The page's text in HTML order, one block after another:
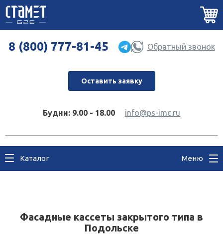
8 (800) 777-81-45 Обратный звонок
Оставить заявку
Будни: 9.00 - 18.00 info@ps-imc.ru
Каталог Меню
Фасадные кассеты закрытого типа в
Подольске